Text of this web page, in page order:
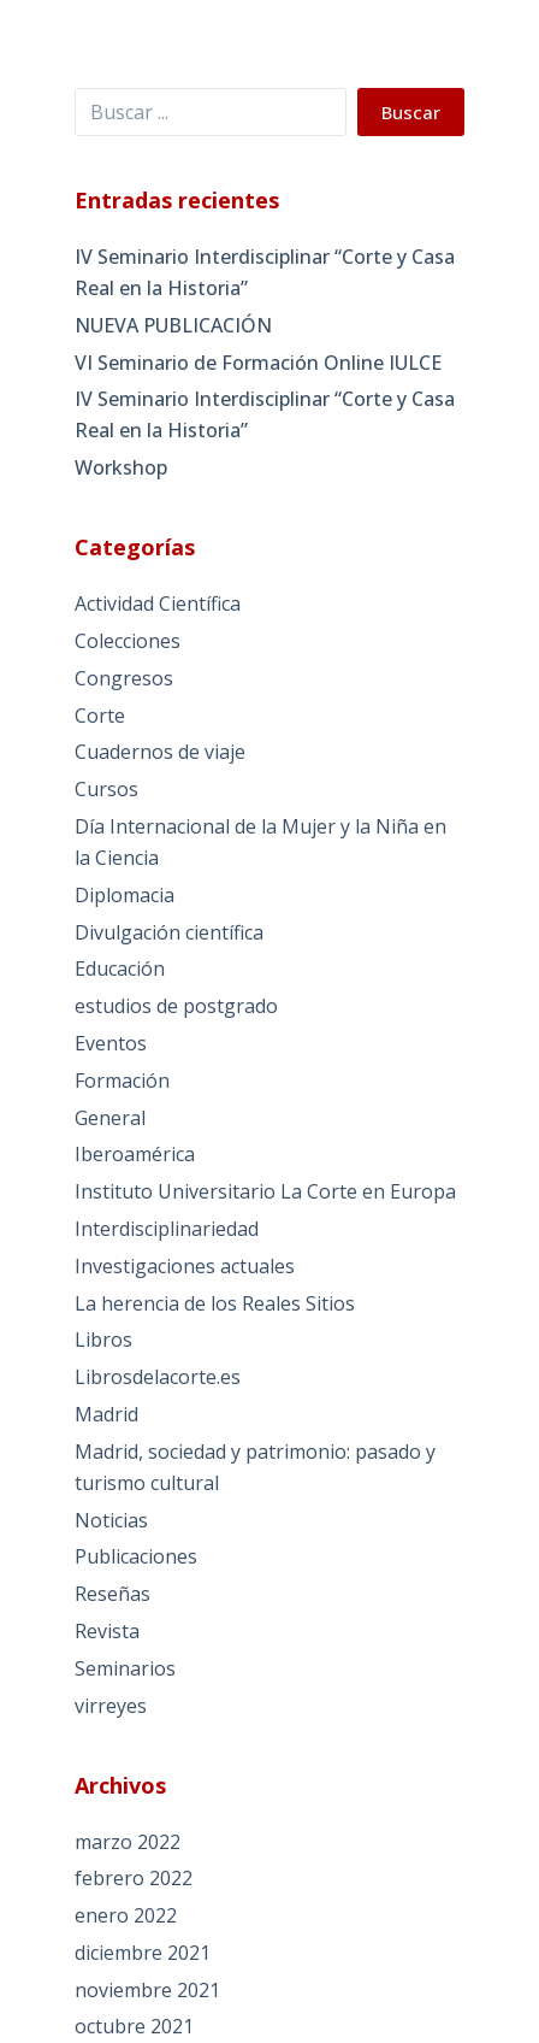
Buscar Buscar
Entradas recientes
IV Seminario Interdisciplinar “Corte y Casa
Real en la Historia”
NUEVA PUBLICACIÓN
VI Seminario de Formación Online IULCE
IV Seminario Interdisciplinar “Corte y Casa
Real en la Historia”
Workshop
Categorías
Actividad Científica
Colecciones
Congresos
Corte
Cuadernos de viaje
Cursos
Día Internacional de la Mujer y la Niña en
la Ciencia
Diplomacia
Divulgación científica
Educación
estudios de postgrado
Eventos
Formación
General
Iberoamérica
Instituto Universitario La Corte en Europa
Interdisciplinariedad
Investigaciones actuales
La herencia de los Reales Sitios
Libros
Librosdelacorte.es
Madrid
Madrid, sociedad y patrimonio: pasado y
turismo cultural
Noticias
Publicaciones
Reseñas
Revista
Seminarios
virreyes
Archivos
marzo 2022
febrero 2022
enero 2022
diciembre 2021
noviembre 2021
octubre 2021